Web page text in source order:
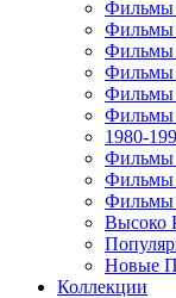
Фильмы
Фильмы
Фильмы
Фильмы
Фильмы
Фильмы
1980-
Фильмы
Фильмы
Фильмы
Высоко
Новые
Коллекции